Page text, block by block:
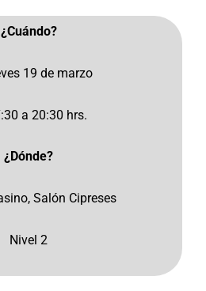
¿Cuándo?
19 de marzo
a 20:30 hrs.
¿Dónde?
Salón Cipreses
Nivel 2